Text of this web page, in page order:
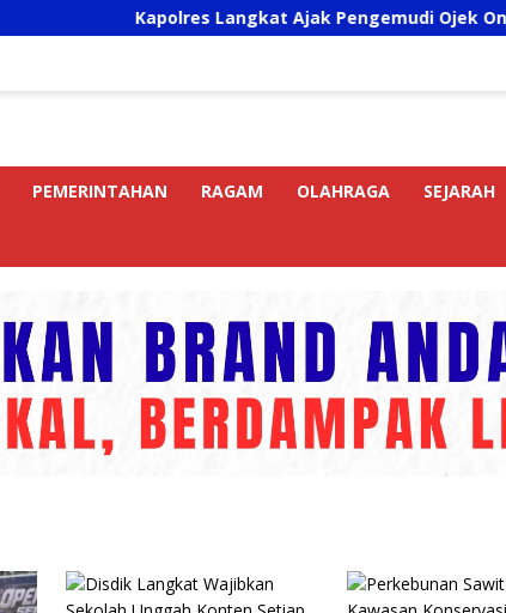
Kapolres Langkat Ajak Pengemudi Ojek Online Aktif
PEMERINTAHAN RAGAM OLAHRAGA SEJARAH